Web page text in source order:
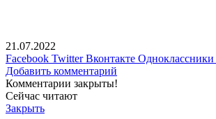
21.07.2022
Facebook Twitter Вконтакте Одноклассники
Добавить комментарий
Комментарии закрыты!
Сейчас читают
Закрыть